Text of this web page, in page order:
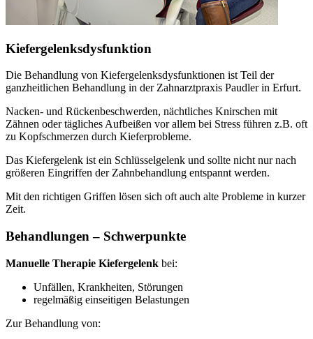
Kiefergelenksdysfunktion
Die Behandlung von Kiefergelenksdysfunktionen ist Teil der
ganzheitlichen Behandlung in der Zahnarztpraxis Paudler in Erfurt.
Nacken- und Rückenbeschwerden, nächtliches Knirschen mit
Zähnen oder tägliches Aufbeißen vor allem bei Stress führen z.B. oft
zu Kopfschmerzen durch Kieferprobleme.
Das Kiefergelenk ist ein Schlüsselgelenk und sollte nicht nur nach
größeren Eingriffen der Zahnbehandlung entspannt werden.
Mit den richtigen Griffen lösen sich oft auch alte Probleme in kurzer
Zeit.
Behandlungen – Schwerpunkte
Manuelle Therapie Kiefergelenk bei:
Unfällen, Krankheiten, Störungen
regelmäßig einseitigen Belastungen
Zur Behandlung von: